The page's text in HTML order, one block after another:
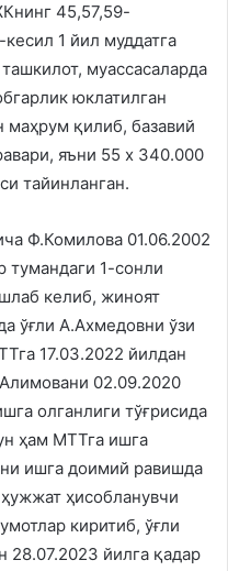
45,57,59-
1 йил муддатга
муассасаларда
юклатилган
маҳрум қилиб, базавий
яъни 55 х 340.000
тайинланган.
Ф.Комилова 01.06.2002
тумандаги 1-сонли
келиб, жиноят
ўғли А.Ахмедовни ўзи
17.03.2022 йилдан
02.09.2020
олганлиги тўғрисида
ҳам МТТга ишга
ишга доимий равишда
ҳисобланувчи
киритиб, ўғли
28.07.2023 йилга қадар